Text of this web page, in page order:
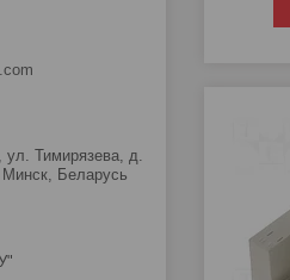
ул. Тимирязева, д.
Беларусь